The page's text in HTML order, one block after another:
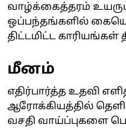
வாழ்க்கைத்தரம் உயரும்
ஒப்பந்தங்களில்
திட்டமிட்ட காரியங்கள்
மீனம்
எதிர்பார்த்த உதவி
ஆரோக்கியத்தில்
வசதி வாய்ப்புகளை